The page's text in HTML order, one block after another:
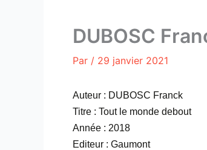
DUBOSC
Par / 29 janvier 2021
Auteur : DUBOSC Franck
Titre : Tout le monde debout
Année : 2018
Editeur : Gaumont